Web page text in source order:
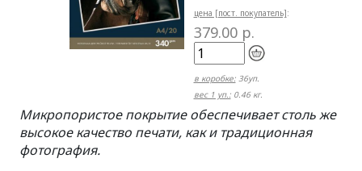
цена [пост. покупатель]:
379.00 р.
в коробке:36уп.
вес 1 уп.:0.46 кг.
Микропористое покрытие обеспечивает столь же
высокое качество печати, как и традиционная
фотография.